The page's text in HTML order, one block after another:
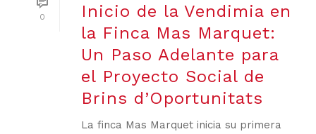
0
Inicio de la Vendimia en
la Finca Mas Marquet:
Un Paso Adelante para
el Proyecto Social de
Brins d’Oportunitats
La finca Mas Marquet inicia su primera